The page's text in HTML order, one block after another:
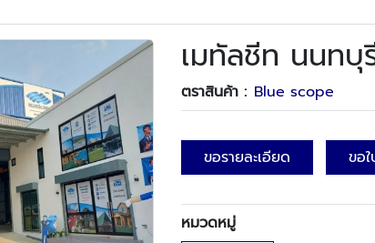
เมทัลชีท นนทบุ
ตราสินค้า : Blue scope
ขอรายละเอียด ขอ
หมวดหมู่